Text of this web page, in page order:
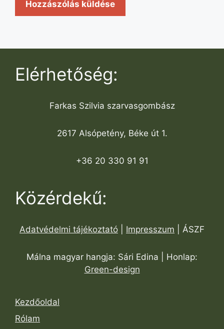
Elérhetőség:
Farkas Szilvia szarvasgombász
2617 Alsópetény, Béke út 1.
+36 20 330 91 91
Közérdekű:
Adatvédelmi tájékoztató Impresszum | ÁSZF
Málna magyar hangja: Sári Edina | Honlap:
Green-design
Kezdőoldal
Rólam